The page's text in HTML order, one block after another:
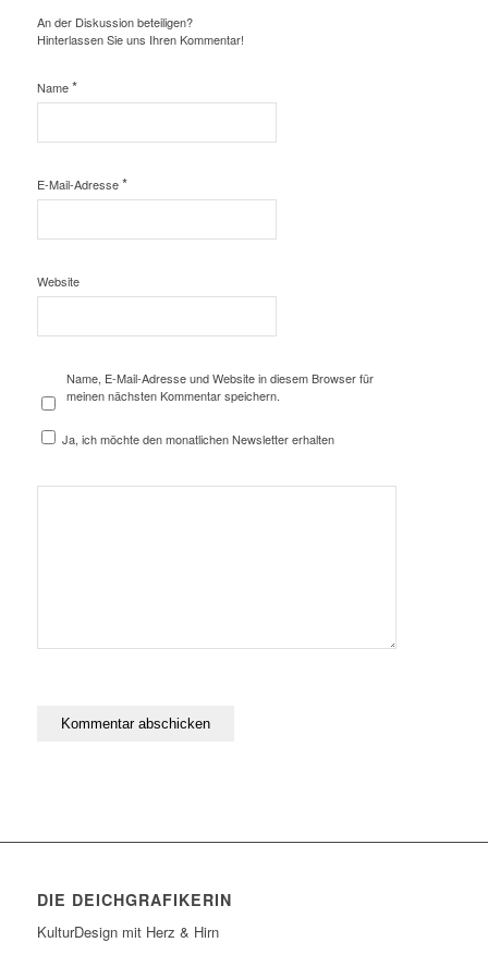
An der Diskussion beteiligen?
Hinterlassen Sie uns Ihren Kommentar!
Name*
E-Mail-Adresse*
Website
Name, E-Mail-Adresse und Website in diesem Browser für
meinen nächsten Kommentar speichern.
Ja, ich möchte den monatlichen Newsletter erhalten
DIE DEICHGRAFIKERIN
KulturDesign mit Herz & Hirn